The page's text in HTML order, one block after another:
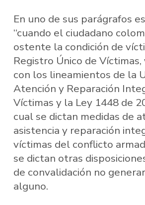
En uno de sus parágrafos
“cuando el ciudadano
ostente la condición de
Registro Único de
con los lineamientos de la
Atención y Reparación
Víctimas y la Ley 1448 de
cual se dictan medidas de
asistencia y reparación
víctimas del conflicto
se dictan otras
de convalidación no
alguno.